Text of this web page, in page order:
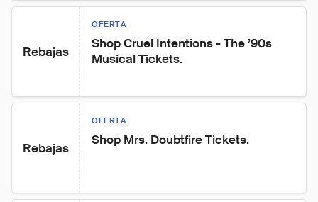
Rebajas
OFERTA
Shop Cruel Intentions - The ’90s
Musical Tickets.
Rebajas
OFERTA
Shop Mrs. Doubtfire Tickets.